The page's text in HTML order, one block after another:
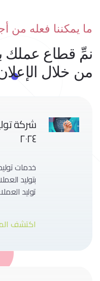
ما يمكننا فعله من
نمِّ قطاع عملك
من خلال
شركة
٢٠٢٤
خدمات
بتوليد
توليد
بالعملاء
اكتشف